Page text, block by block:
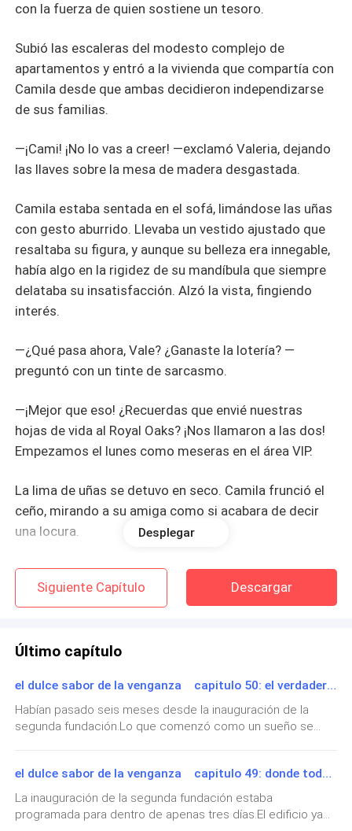
con la fuerza de quien sostiene un tesoro.
​Subió las escaleras del modesto complejo de
apartamentos y entró a la vivienda que compartía con
Camila desde que ambas decidieron independizarse
de sus familias.
​—¡Cami! ¡No lo vas a creer! —exclamó Valeria, dejando
las llaves sobre la mesa de madera desgastada.
​Camila estaba sentada en el sofá, limándose las uñas
con gesto aburrido. Llevaba un vestido ajustado que
resaltaba su figura, y aunque su belleza era innegable,
había algo en la rigidez de su mandíbula que siempre
delataba su insatisfacción. Alzó la vista, fingiendo
interés.
​—¿Qué pasa ahora, Vale? ¿Ganaste la lotería? —
preguntó con un tinte de sarcasmo.
​—¡Mejor que eso! ¿Recuerdas que envié nuestras
hojas de vida al Royal Oaks? ¡Nos llamaron a las dos!
Empezamos el lunes como meseras en el área VIP.
​La lima de uñas se detuvo en seco. Camila frunció el
ceño, mirando a su amiga como si acabara de decir
una locura.
​—¿Meseras? —repitió Camila, arrastrando las sílabas
con desprecio—. Valeria, me duelen los pies solo de
pensarlo. Ese club es inmenso. ¿De verdad esperas
champán para gente que ni siquiera me va a mirar a la
​—Es el club más exclusivo de la ciudad, Cami —insistió
Valeria, acercándose y sentándose a su lado con
oficina, y las propinas podrían ayudarnos a pagar la
deuda del alquiler en un mes. Además, el ambiente es
precioso, estaremos rodeadas de jardines, de gente
Desplegar
Siguiente Capítulo Descargar
Último capítulo
el dulce sabor de la venganza capitulo 50: el verdadero significado del éxito
Habían pasado seis meses desde la inauguración de la
segunda fundación.Lo que comenzó como un sueño se
puertas para aprender, jugar y descubrir nuevos talentos.
Las aulas permanecían llenas, la biblioteca era el lugar
favorito de muchos y los talleres de música, arte y
tecnología despertaban ilusiones que antes parecían
el dulce sabor de la venganza capitulo 49: donde todo comenzó
La inauguración de la segunda fundación estaba
programada para dentro de apenas tres días.El edificio ya